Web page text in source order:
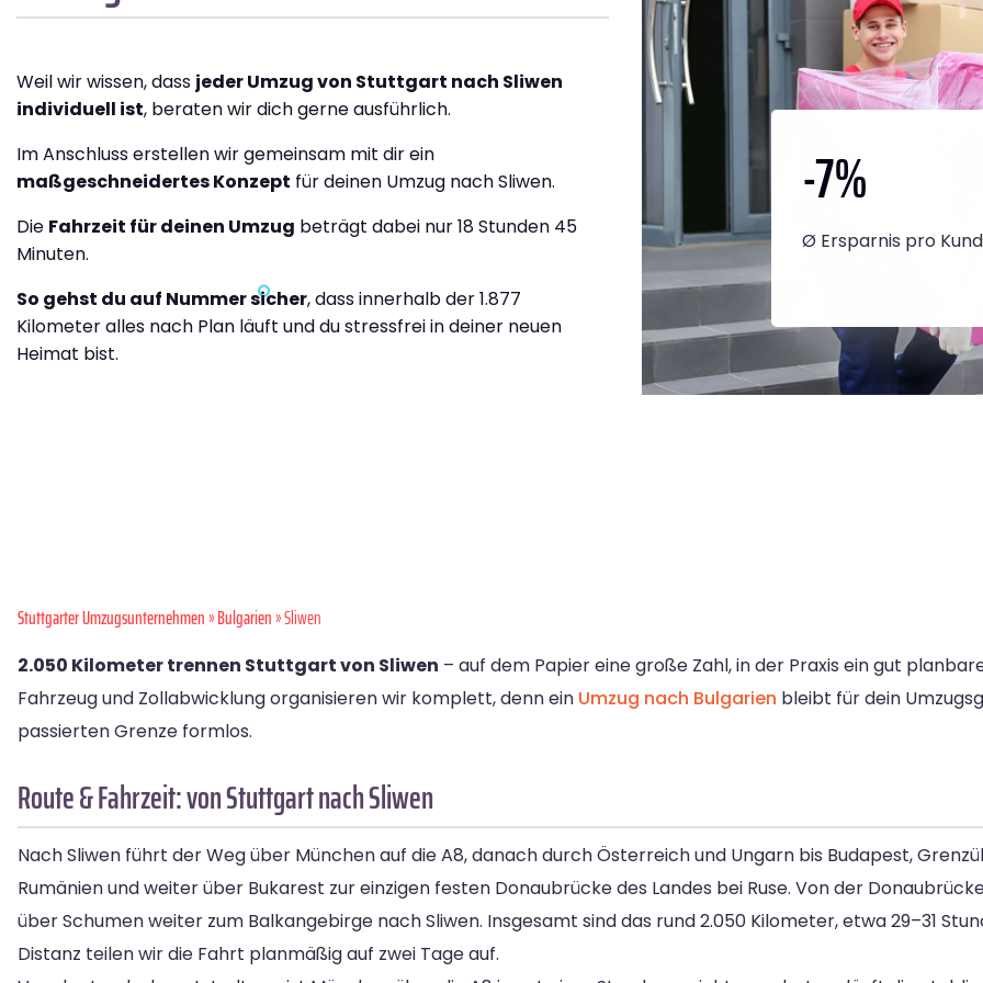
Weil wir wissen, dass jeder Umzug von Stuttgart nach Sliwen
individuell ist, beraten wir dich gerne ausführlich.
Im Anschluss erstellen wir gemeinsam mit dir ein
maßgeschneidertes Konzept für deinen Umzug nach Sliwen.
Die Fahrzeit für deinen Umzug beträgt dabei nur 18 Stunden 45
Minuten.
So gehst du auf Nummer sicher, dass innerhalb der 1.877
Kilometer alles nach Plan läuft und du stressfrei in deiner neuen
Heimat bist.
-7%
Ø Ersparnis pro
Stuttgarter Umzugsunternehmen»Bulgarien» Sliwen
2.050 Kilometer trennen Stuttgart von Sliwen – auf dem Papier eine große Zahl, in der Praxis ein gut
Fahrzeug und Zollabwicklung organisieren wir komplett, denn ein Umzug nach Bulgarien bleibt für dein
passierten Grenze formlos.
Route & Fahrzeit: von Stuttgart nach Sliwen
Nach Sliwen führt der Weg über München auf die A8, danach durch Österreich und Ungarn bis Budapest,
Rumänien und weiter über Bukarest zur einzigen festen Donaubrücke des Landes bei Ruse. Von der
über Schumen weiter zum Balkangebirge nach Sliwen. Insgesamt sind das rund 2.050 Kilometer, etwa 29–31
Distanz teilen wir die Fahrt planmäßig auf zwei Tage auf.